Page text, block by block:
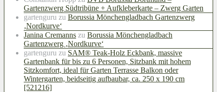
Gartenzwerg Südtribüne + Aufkleberkarte – Zwerg Garten
gartenguru zu Borussia Mönchengladbach Gartenzwerg
‚Nordkurve‘
Janina Cremanns zu Borussia Mönchengladbach
Gartenzwerg ‚Nordkurve‘
gartenguru zu SAM® Teak-Holz Eckbank, massive
Gartenbank für bis zu 6 Personen, Sitzbank mit hohem
Sitzkomfort, ideal für Garten Terrasse Balkon oder
Wintergarten, beidseitig aufbaubar, ca. 250 x 190 cm
[521216]